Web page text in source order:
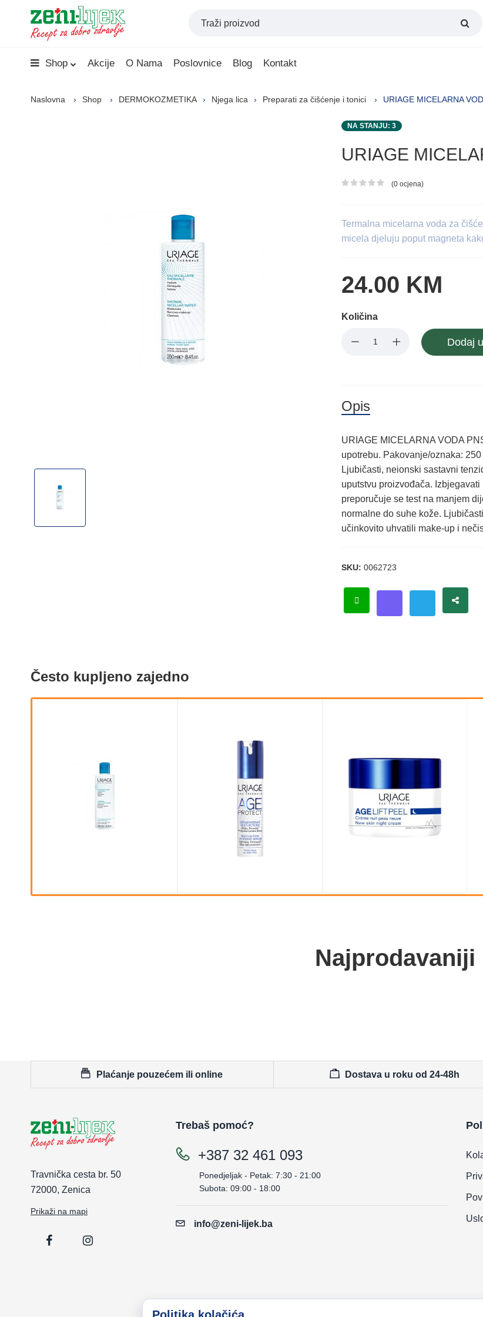
Shop Akcije O Nama Poslovnice Blog Kontakt
Naslovna Shop DERMOKOZMETIKA Njega lica Preparati za čišćenje i tonici URIAGE MICELARNA
NA STANJU: 3
URIAGE
Ocjena proizvoda
(0 ocjena)
Termalna micelarna voda za
micela djeluju poput magneta
24.00 KM
Količina
Dodaj
Opis
URIAGE MICELARNA VODA
upotrebu. Pakovanje/oznaka:
Ljubičasti, neionski sastavni
uputstvu proizvođača.
preporučuje se test na manjem
normalne do suhe kože.
učinkovito uhvatili make-up i
SKU:0062723
Često kupljeno zajedno
Najprodavaniji
Plaćanje pouzećem ili online Dostava u roku od 24-48h
Travnička cesta br. 50
72000, Zenica
Prikaži na mapi
Trebaš pomoć?
+387 32 461 093
Ponedjeljak - Petak: 7:30 - 21:00
Subota: 09:00 - 18:00
info@zeni-lijek.ba